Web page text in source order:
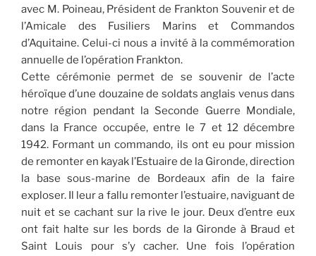
avec M. Poineau, Président de Frankton Souvenir et de
l’Amicale des Fusiliers Marins et Commandos
d’Aquitaine. Celui-ci nous a invité à la commémoration
annuelle de l’opération Frankton.
Cette cérémonie permet de se souvenir de l’acte
héroïque d’une douzaine de soldats anglais venus dans
notre région pendant la Seconde Guerre Mondiale,
dans la France occupée, entre le 7 et 12 décembre
1942. Formant un commando, ils ont eu pour mission
de remonter en kayak l’Estuaire de la Gironde, direction
la base sous-marine de Bordeaux afin de la faire
exploser. Il leur a fallu remonter l’estuaire, naviguant de
nuit et se cachant sur la rive le jour. Deux d’entre eux
ont fait halte sur les bords de la Gironde à Braud et
Saint Louis pour s’y cacher. Une fois l’opération